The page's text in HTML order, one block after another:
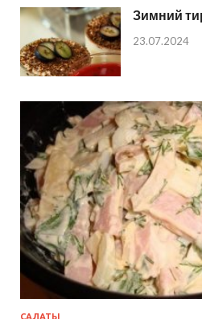
Зимний
23.07.2024
САЛАТЫ